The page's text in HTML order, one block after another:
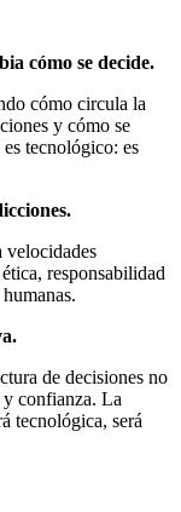
cómo se decide.
cómo circula la
y cómo se
tecnológico: es
velocidades
responsabilidad
de decisiones no
y confianza. La
tecnológica, será